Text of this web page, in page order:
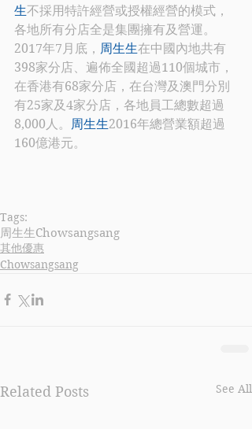
生不採用特許經營或授權經營的模式，
各地所有分店全是集團擁有及營運。
2017年7月底， 周生生在中國內地共有
398家分店、遍佈全國超過110個城市，
在香港有68家分店，在台灣及澳門分別
有25家及4家分店，各地員工總數超過
8,000人。
周生生2016年總營業額超過
160億港元。
Tags:
周生生Chowsangsang
其他優惠
Chowsangsang
Related Posts See All